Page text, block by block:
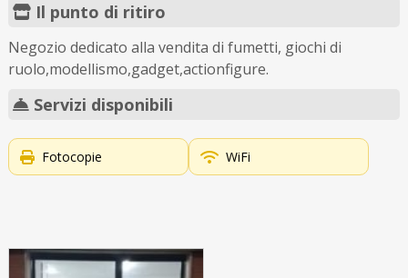
Il punto di ritiro
Negozio dedicato alla vendita di fumetti, giochi di
ruolo,modellismo,gadget,actionfigure.
Servizi disponibili
Fotocopie WiFi